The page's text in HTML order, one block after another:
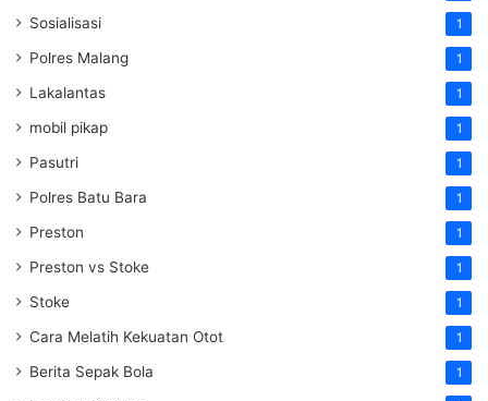
Sosialisasi 1
Polres Malang 1
Lakalantas 1
mobil pikap 1
Pasutri 1
Polres Batu Bara 1
Preston 1
Preston vs Stoke 1
Stoke 1
Cara Melatih Kekuatan Otot 1
Berita Sepak Bola 1